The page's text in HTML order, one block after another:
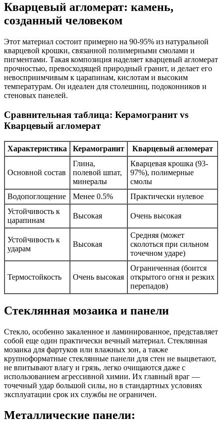
Кварцевый агломерат: камень,
созданный человеком
Этот материал состоит примерно на 90-95% из натуральной
кварцевой крошки, связанной полимерными смолами и
пигментами. Такая композиция наделяет кварцевый агломерат
прочностью, превосходящей природный гранит, и делает его
невосприимчивым к царапинам, кислотам и высоким
температурам. Он идеален для столешниц, подоконников и
стеновых панелей.
Сравнительная таблица: Керамогранит vs
Кварцевый агломерат
Характеристика Керамогранит Кварцевый агломерат
Основной состав
Глина,
полевой шпат,
минералы
Кварцевая крошка (93-
97%), полимерные
смолы
Водопоглощение
Менее 0.5%
Практически нулевое
Устойчивость к
царапинам
Высокая Очень высокая
Устойчивость к
ударам
Высокая
Средняя (может
сколоться при сильном
точечном ударе)
Термостойкость Очень высокая
Ограниченная (боится
открытого огня и резких
перепадов)
Стеклянная мозаика и панели
Стекло, особенно закаленное и ламинированное, представляет
собой еще один практически вечный материал. Стеклянная
мозаика для фартуков или влажных зон, а также
крупноформатные стеклянные панели для стен не выцветают,
не впитывают влагу и грязь, легко очищаются даже с
использованием агрессивной химии. Их главный враг —
точечный удар большой силы, но в стандартных условиях
эксплуатации срок их службы не ограничен.
Металлические панели: